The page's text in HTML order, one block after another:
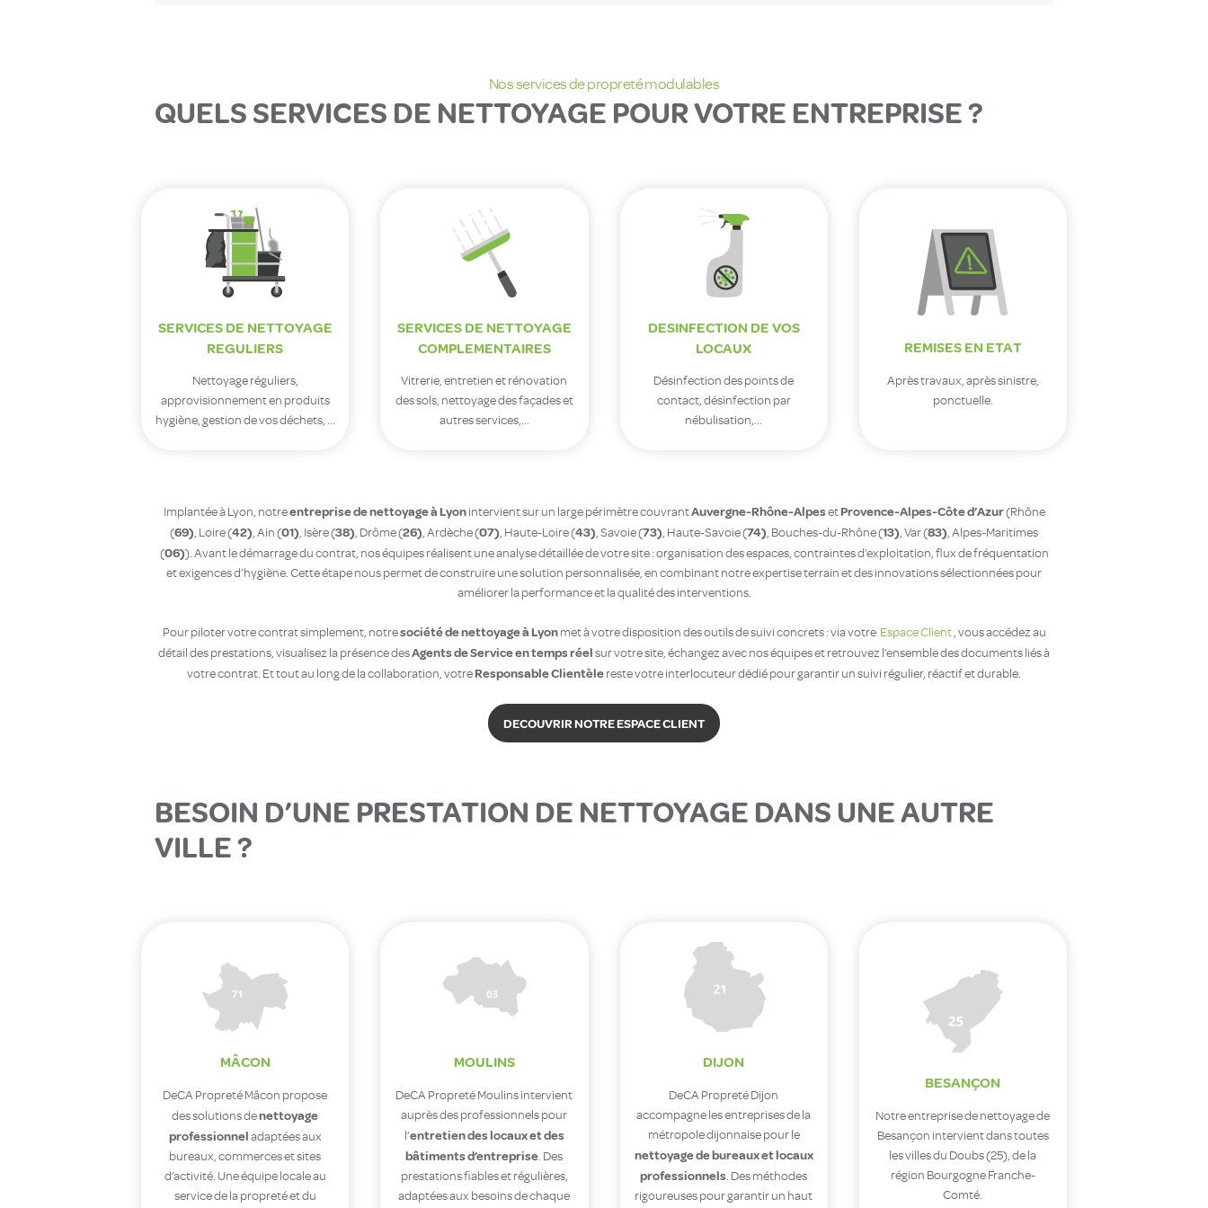
Nos services de propreté modulables
QUELS SERVICES DE NETTOYAGE POUR VOTRE ENTREPRISE ?
SERVICES DE NETTOYAGE
REGULIERS
Nettoyage réguliers,
approvisionnement en produits
hygiène, gestion de vos déchets, …
SERVICES DE NETTOYAGE
COMPLEMENTAIRES
Vitrerie, entretien et rénovation
des sols, nettoyage des façades et
autres services,…
DESINFECTION DE VOS
LOCAUX
Désinfection des points de
contact, désinfection par
nébulisation,…
REMISES EN ETAT
Après travaux, après sinistre,
ponctuelle.
Implantée à Lyon, notreentreprise de nettoyage à Lyonintervient sur un large périmètre couvrantAuvergne-Rhône-AlpesetProvence-Alpes-Côte d’Azur(Rhône
(69), Loire (42), Ain (01), Isère (38), Drôme (26), Ardèche (07), Haute-Loire (43), Savoie (73), Haute-Savoie (74), Bouches-du-Rhône (13), Var (83), Alpes-Maritimes
(06)). Avant le démarrage du contrat, nos équipes réalisent une analyse détaillée de votre site : organisation des espaces, contraintes d’exploitation, flux de fréquentation
et exigences d’hygiène. Cette étape nous permet de construire une solution personnalisée, en combinant notre expertise terrain et des innovations sélectionnées pour
améliorer la performance et la qualité des interventions.
Pour piloter votre contrat simplement, notresociété de nettoyage à Lyonmet à votre disposition des outils de suivi concrets : via votre Espace Client , vous accédez au
détail des prestations, visualisez la présence desAgents de Service en temps réel sur votre site, échangez avec nos équipes et retrouvez l’ensemble des documents liés à
votre contrat. Et tout au long de la collaboration, votreResponsable Clientèle reste votre interlocuteur dédié pour garantir un suivi régulier, réactif et durable.
DECOUVRIR NOTRE ESPACE CLIENT
BESOIN D’UNE PRESTATION DE NETTOYAGE DANS UNE AUTRE
VILLE ?
MÂCON
DeCA Propreté Mâcon propose
des solutions denettoyage
professionnel adaptées aux
bureaux, commerces et sites
d’activité. Une équipe locale au
service de la propreté et du
MOULINS
DeCA Propreté Moulins intervient
auprès des professionnels pour
l’entretien des locaux et des
bâtiments d’entreprise . Des
prestations fiables et régulières,
adaptées aux besoins de chaque
DIJON
DeCA Propreté Dijon
accompagne les entreprises de la
métropole dijonnaise pour le
nettoyage de bureaux et locaux
professionnels . Des méthodes
rigoureuses pour garantir un haut
BESANÇON
Notre entreprise de nettoyage de
Besançon intervient dans toutes
les villes du Doubs (25), de la
région Bourgogne Franche-
Comté.